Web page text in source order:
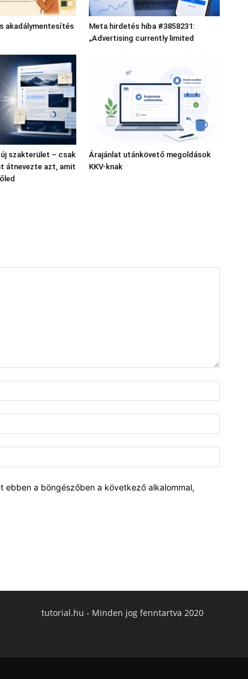
akadálymentesítés
Meta hirdetés hiba #3858231:
„Advertising currently limited
új szakterület – csak
átnevezte azt, amit
Árajánlat utánkövető megoldások
KKV-knak
ebben a böngészőben a következő alkalommal,
tutorial.hu - Minden jog fenntartva 2020